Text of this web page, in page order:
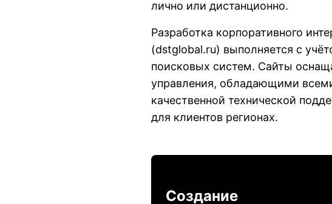
лично или дистанционно.
Разработка корпоративного
(dstglobal.ru) выполняется с
поисковых систем. Сайты
управления, обладающими
качественной технической
для клиентов регионах.
Создание